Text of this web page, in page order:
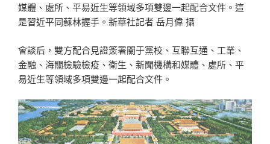
媒體、處所、平易近生等領域多項雙邊一起配合文件。這
是習近平同蘇林握手。新華社記者 岳月偉 攝
會談后，雙方配合見證簽署關于黨校、互聯互通、工業、
金融、海關檢驗檢疫、衛生、新聞機構和媒體、處所、平
易近生等領域多項雙邊一起配合文件。